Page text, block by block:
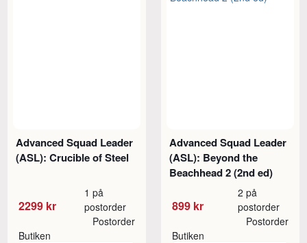
Advanced Squad Leader
(ASL): Crucible of Steel
2299 kr
1 på
postorder
Butiken
Postorder
Advanced Squad Leader
(ASL): Beyond the
Beachhead 2 (2nd ed)
899 kr
2 på
postorder
Butiken
Postorder